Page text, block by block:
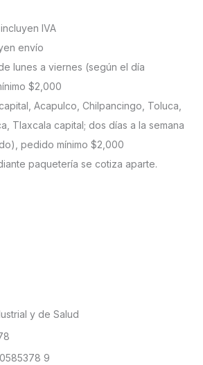
IVA
envío
lunes a viernes (según el día
$2,000
Acapulco, Chilpancingo, Toluca,
Tlaxcala capital; dos días a la semana
pedido mínimo $2,000
paquetería se cotiza aparte.
y de Salud
9